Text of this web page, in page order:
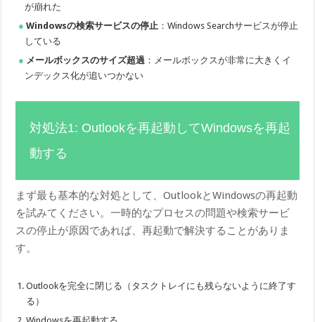
が崩れた
Windowsの検索サービスの停止 ：Windows Searchサービスが停止
している
メールボックスのサイズ超過 ：メールボックスが非常に大きくイ
ンデックス化が追いつかない
対処法1: Outlookを再起動してWindowsを再起
動する
まず最も基本的な対処として、OutlookとWindowsの再起動
を試みてください。一時的なプロセスの問題や検索サービ
スの停止が原因であれば、再起動で解決することがありま
す。
Outlookを完全に閉じる（タスクトレイにも残らないように終了す
る）